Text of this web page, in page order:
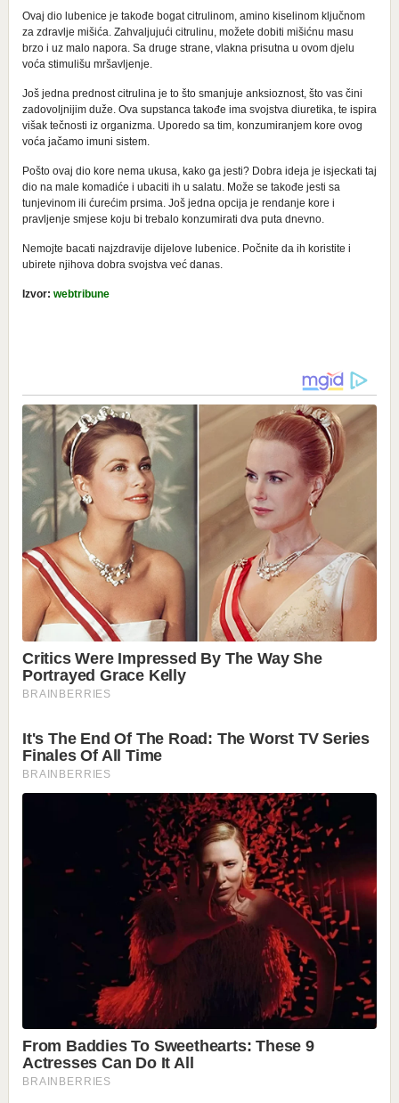
Ovaj dio lubenice je takođe bogat citrulinom, amino kiselinom ključnom
za zdravlje mišića. Zahvaljujući citrulinu, možete dobiti mišićnu masu
brzo i uz malo napora. Sa druge strane, vlakna prisutna u ovom djelu
voća stimulišu mršavljenje.
Još jedna prednost citrulina je to što smanjuje anksioznost, što vas čini
zadovoljnijim duže. Ova supstanca takođe ima svojstva diuretika, te ispira
višak tečnosti iz organizma. Uporedo sa tim, konzumiranjem kore ovog
voća jačamo imuni sistem.
Pošto ovaj dio kore nema ukusa, kako ga jesti? Dobra ideja je isjeckati taj
dio na male komadiće i ubaciti ih u salatu. Može se takođe jesti sa
tunjevinom ili ćurećim prsima. Još jedna opcija je rendanje kore i
pravljenje smjese koju bi trebalo konzumirati dva puta dnevno.
Nemojte bacati najzdravije dijelove lubenice. Počnite da ih koristite i
ubirete njihova dobra svojstva već danas.
Izvor: webtribune